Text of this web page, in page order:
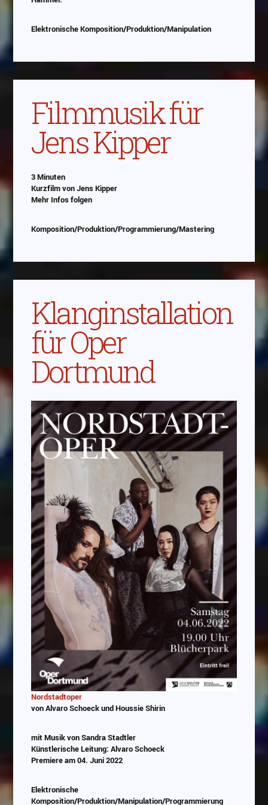
Elektronische Komposition/Produktion/Manipulation
Filmmusik für
Jens Kipper
3 Minuten
Kurzfilm von Jens Kipper
Mehr Infos folgen
Komposition/Produktion/Programmierung/Mastering
Klanginstallation
für Oper
Dortmund
Nordstadtoper
von Alvaro Schoeck und Houssie Shirin
mit Musik von Sandra Stadtler
Künstlerische Leitung: Alvaro Schoeck
Premiere am 04. Juni 2022
Elektronische
Komposition/Produktion/Manipulation/Programmierung